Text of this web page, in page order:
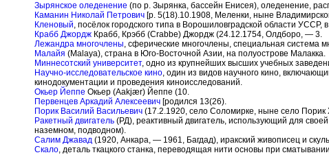
Зырянское оледенение (по р. Зырянка, бассейн Енисея), оледенение,
Каманин Николай Петрович [р. 5(18).10.1908, Меленки, ныне
Кленовый, посёлок городского типа в Ворошиловградской области
Крабб Джордж Крабб, Крэбб (Crabbe) Джордж (24.12.1754, Олдборо, — 3.
Лежандра многочлены, сферические многочлены, специальная система
Малайя (Malaya), страна в Юго-Восточной Азии, на полуострове Малакка.
Миннесотский университет, одно из крупнейших высших учебных
Научно-исследовательское кино, один из видов научного кино,
кинодокументации и проведения киноисследований.
Окьер Йеппе Окьер (Aakjær) Йеппе (10.
Первенцев Аркадий Алексеевич [родился 13(26).
Порик Василий Васильевич (17.2.1920, село Соломирке, ныне село
Ракетный двигатель (РД), реактивный двигатель, использующий для
наземном, подводном).
Салим Джавад (1920, Анкара, — 1961, Багдад), иракский живописец и
Скало, деталь ткацкого станка, переводящая нити основы при